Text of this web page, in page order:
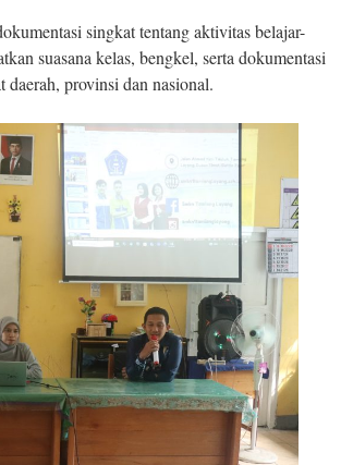
singkat tentang aktivitas belajar-
suasana kelas, bengkel, serta dokumentasi
provinsi dan nasional.